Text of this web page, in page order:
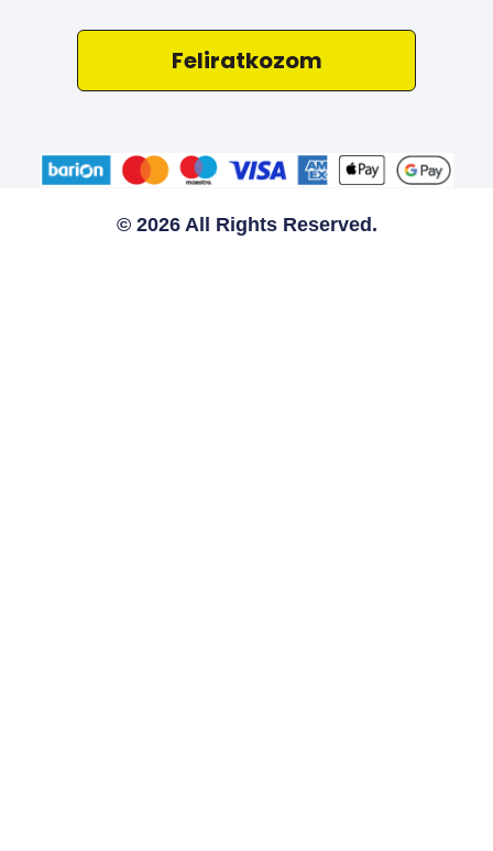
Feliratkozom
© 2026 All Rights Reserved.